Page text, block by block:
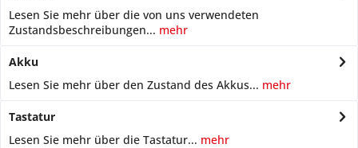
Lesen Sie mehr über die von uns verwendeten
Zustandsbeschreibungen... mehr
Akku
Lesen Sie mehr über den Zustand des Akkus... mehr
Tastatur
Lesen Sie mehr über die Tastatur... mehr